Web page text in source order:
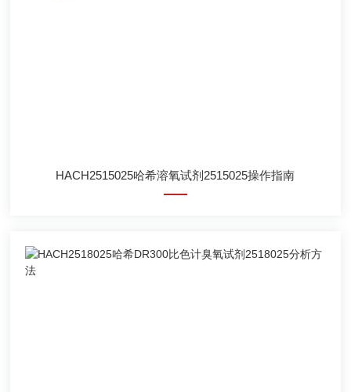
HACH2515025哈希溶氧试剂2515025操作指南